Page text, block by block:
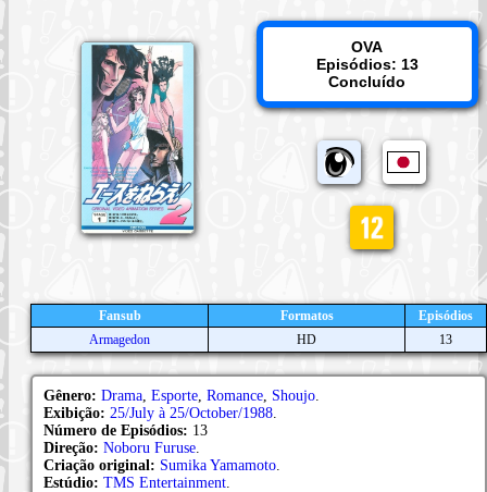
OVA
Episódios: 13
Concluído
Fansub Formatos
Episódios
Armagedon
HD 13
Gênero: Drama Esporte Romance Shoujo
Exibição: 25/July à 25/October/1988
Número de Episódios: 13
Direção: Noboru Furuse
Criação original: Sumika Yamamoto
Estúdio: TMS Entertainment